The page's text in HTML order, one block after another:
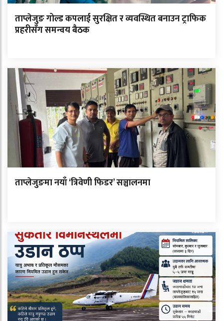
ताप्लेजुङ गोल्ड कपलाई सुरक्षित र व्यवस्थित बनाउन ट्राफिक
प्रहरीसँग समन्वय बैठक
ताप्लेजुङमा नयाँ ‘त्रिवेणी फिडर’ सञ्चालनमा